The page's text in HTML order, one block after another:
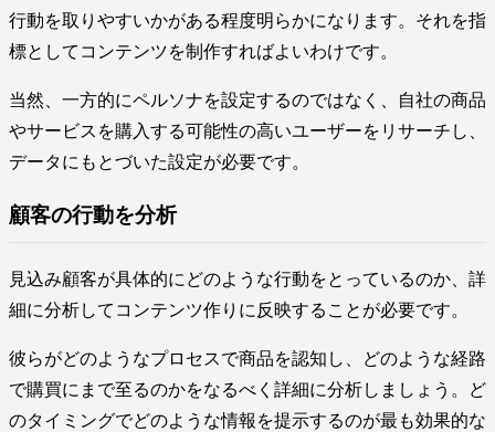
行動を取りやすいかがある程度明らかになります。それを指
標としてコンテンツを制作すればよいわけです。
当然、一方的にペルソナを設定するのではなく、自社の商品
やサービスを購入する可能性の高いユーザーをリサーチし、
データにもとづいた設定が必要です。
顧客の行動を分析
見込み顧客が具体的にどのような行動をとっているのか、詳
細に分析してコンテンツ作りに反映することが必要です。
彼らがどのようなプロセスで商品を認知し、どのような経路
で購買にまで至るのかをなるべく詳細に分析しましょう。ど
のタイミングでどのような情報を提示するのが最も効果的な